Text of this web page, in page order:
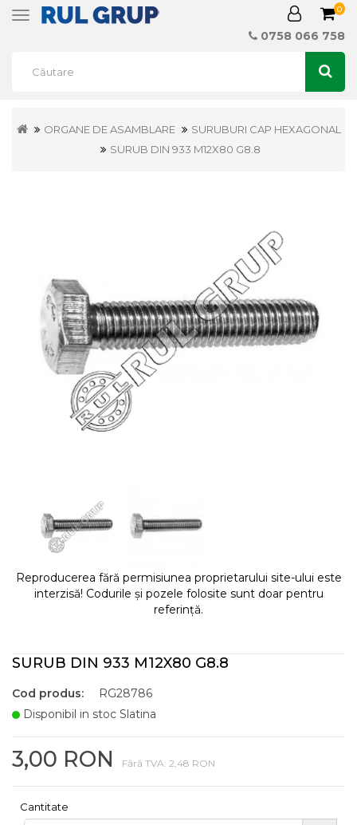
Toggle
0
0758 066 758
ORGANE DE ASAMBLARE
SURUBURI CAP HEXAGONAL
SURUB DIN 933 M12X80 G8.8
Reproducerea fără permisiunea proprietarului site-ului este
interzisă! Codurile și pozele folosite sunt doar pentru
referință.
SURUB DIN 933 M12X80 G8.8
Cod produs:
RG28786
Disponibil in stoc Slatina
3,00 RON Fără TVA: 2,48 RON
Cantitate